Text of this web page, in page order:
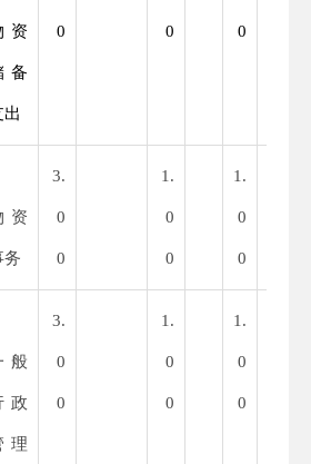
资
备
出
0 0 0
资
务
3.
0
0
1.
0
0
1.
0
0
般
政
理
3.
0
0
1.
0
0
1.
0
0